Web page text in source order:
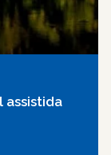
assistida